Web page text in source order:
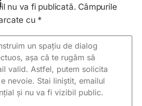
nu va fi publicată. Câmpurile
cu *